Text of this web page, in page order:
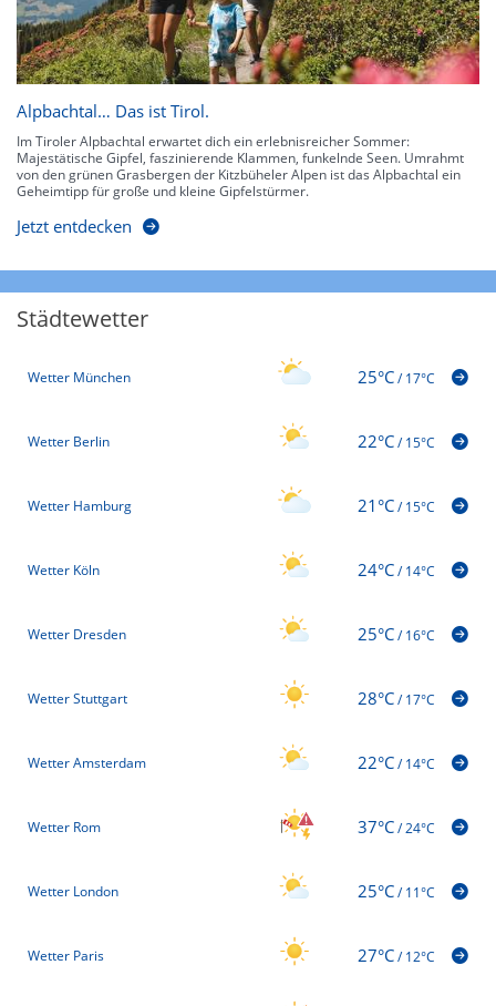
Alpbachtal… Das ist Tirol.
Im Tiroler Alpbachtal erwartet dich ein erlebnisreicher Sommer:
Majestätische Gipfel, faszinierende Klammen, funkelnde Seen. Umrahmt
von den grünen Grasbergen der Kitzbüheler Alpen ist das Alpbachtal ein
Geheimtipp für große und kleine Gipfelstürmer.
Jetzt entdecken
Städtewetter
Wetter München 25°C/17°C
Wetter Berlin 22°C/15°C
Wetter Hamburg 21°C/15°C
Wetter Köln 24°C/14°C
Wetter Dresden 25°C/16°C
Wetter Stuttgart 28°C/17°C
Wetter Amsterdam 22°C/14°C
Wetter Rom 37°C/24°C
Wetter London 25°C/11°C
Wetter Paris 27°C/12°C